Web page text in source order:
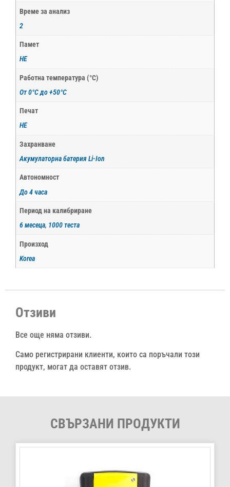
Време за анализ
2
Памет
НЕ
Работна температура (°С)
От 0°С до +50°С
Печат
НЕ
Захранване
Акумулаторна батерия Li-Ion
Автономност
До 4 часа
Период на калибриране
6 месеца, 1000 теста
Произход
Korea
Отзиви
Все още няма отзиви.
Само регистрирани клиенти, които са поръчали този
продукт, могат да оставят отзив.
СВЪРЗАНИ ПРОДУКТИ